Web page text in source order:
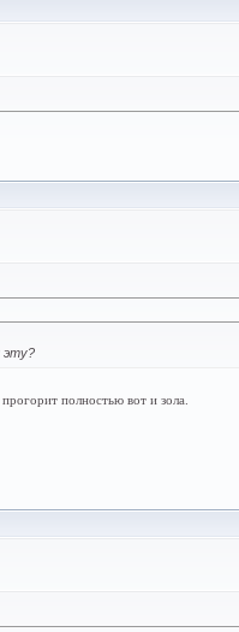
эту?
полностью вот и зола.